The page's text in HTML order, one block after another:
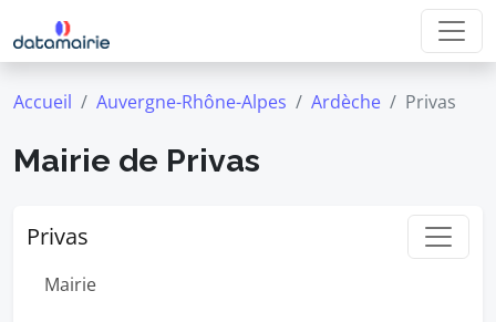
Accueil Auvergne-Rhône-Alpes Ardèche Privas
Mairie de Privas
Privas
Mairie